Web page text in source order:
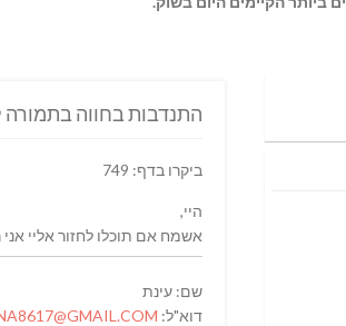
התנדבות בחווה בתמורה
ביקרו בדף: 749
היי,
אשמח אם תוכלו לחזור אליי
שם: עינת
דוא"ל: